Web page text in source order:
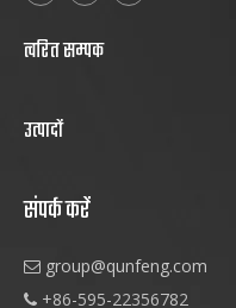
त्वरित सम्पक
उत्पादों
संपर्क करें
 group@qunfeng.com
 +86-595-22356782